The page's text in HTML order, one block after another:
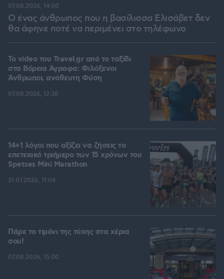
Ο ένας άνθρωπος που η βασίλισσα Ελισάβετ δεν
θα άφηνε ποτέ να περιμένει στο τηλέφωνο
07.08.2026, 14:00
To video του Travel.gr από το ταξίδι
στα Βόρεια Άγραφα: Φιλόξενοι
Άνθρωποι, ανόθευτη Φύση
07.08.2026, 12:38
14+1 λόγοι που αξίζει να ζήσεις το
επετειακό τριήμερο των 15 χρόνων του
Spetses Mini Marathon
31.07.2026, 11:04
Πάρε το τιμόνι της τύχης στα χέρια
σου!
07.08.2026, 15:00